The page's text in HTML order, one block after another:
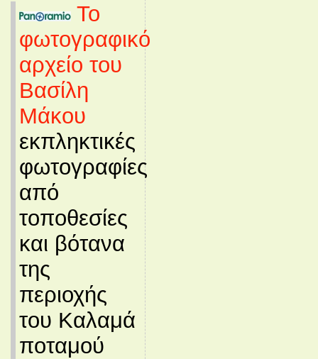
Το
φωτογραφικό
αρχείο του
Βασίλη
Μάκου
εκπληκτικές
φωτογραφίες
από
τοποθεσίες
και βότανα
της
περιοχής
του Καλαμά
ποταμού